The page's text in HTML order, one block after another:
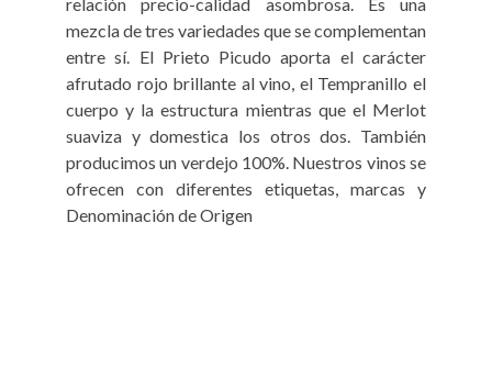
mezcla de tres variedades que se complementan
entre sí. El Prieto Picudo aporta el carácter
afrutado rojo brillante al vino, el Tempranillo el
cuerpo y la estructura mientras que el Merlot
suaviza y domestica los otros dos. También
producimos un verdejo 100%. Nuestros vinos se
ofrecen con diferentes etiquetas, marcas y
Denominación de Origen